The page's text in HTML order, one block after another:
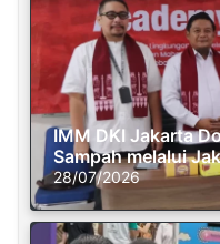
IMM DKI Jakarta
Sampah melalui
28/07/2026